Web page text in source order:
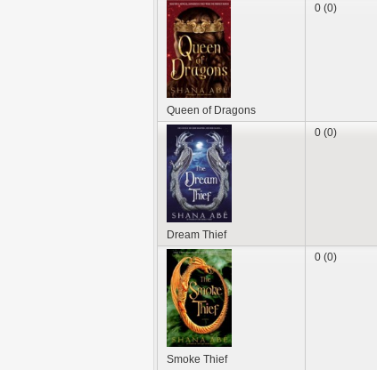
Queen of Dragons
0 (0)
Dream Thief
0 (0)
Smoke Thief
0 (0)